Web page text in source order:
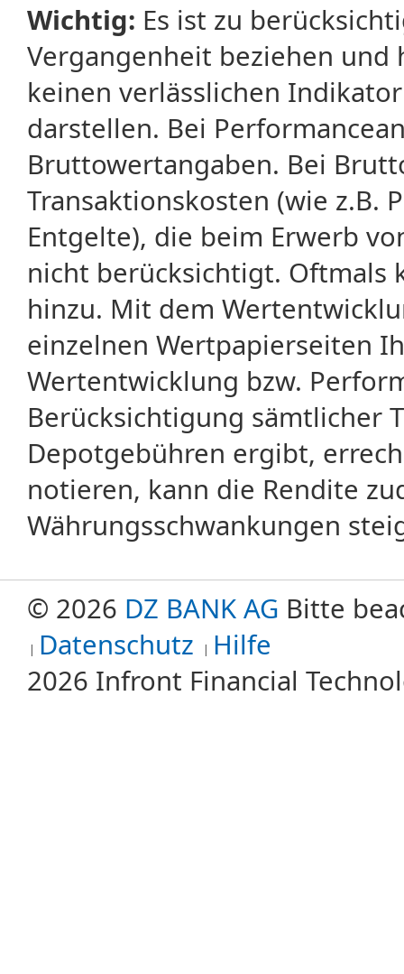
Wichtig: Es ist zu
Vergangenheit beziehen
keinen verlässlichen
darstellen. Bei
Bruttowertangaben. Bei
Transaktionskosten (wie z.B.
Entgelte), die beim Erwerb
nicht berücksichtigt. Oftmals
hinzu. Mit dem
einzelnen Wertpapierseiten
Wertentwicklung bzw.
Berücksichtigung sämtlicher
Depotgebühren ergibt,
notieren, kann die Rendite
Währungsschwankungen
© 2026 DZ BANK AG Bitte
Datenschutz Hilfe
2026 Infront Financial